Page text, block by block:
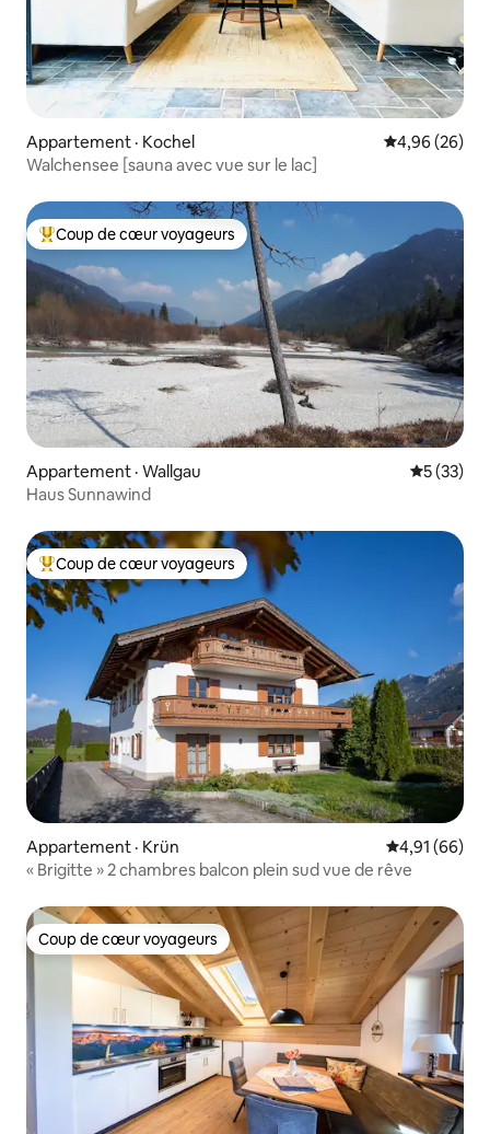
Appartement · Kochel Note
4,96 (26)
Walchensee [sauna avec vue sur le lac]
Coup de cœur voyageurs parmi les plus aimés
Coup de cœur voyageurs
Appartement · Wallgau Note
5 (33)
Haus Sunnawind
Coup de cœur voyageurs parmi les plus aimés
Coup de cœur voyageurs
Appartement · Krün Note
4,91 (66)
« Brigitte » 2 chambres balcon plein sud vue de rêve
Coup de cœur voyageurs
Coup de cœur voyageurs